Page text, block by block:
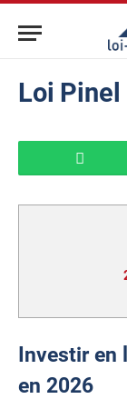
Loi
Investir en
en 2026